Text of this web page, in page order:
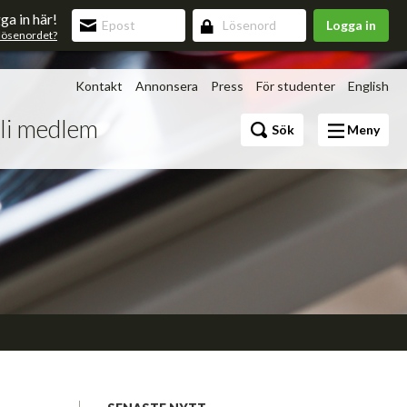
in här! Logga in
Kontakt Annonsera Press För studenter English
medlem Sök Meny
3.0
Förmåner